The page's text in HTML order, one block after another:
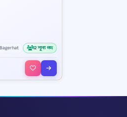
12 শূন্য পদ